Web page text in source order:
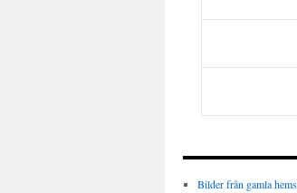
Bilder från gamla